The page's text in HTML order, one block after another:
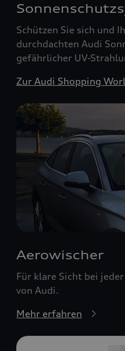
Schützen Sie sich und
durchdachten Audi
gefährlicher UV-
Zur Audi Shopping
Aerowischer
Für klare Sicht bei
von Audi.
Mehr erfahren